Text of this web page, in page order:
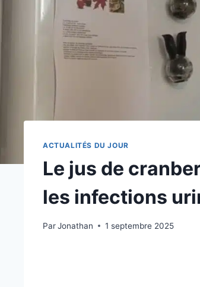
ACTUALITÉS DU JOUR
Le jus de
les infections
ParJonathan 1 septembre 2025